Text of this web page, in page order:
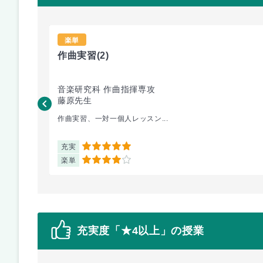
楽単
作曲実習(2)
音楽研究科 作曲指揮専攻
藤原先生
作曲実習、一対一個人レッスン...
充実 5
楽単 4
充実度「★4以上」の授業